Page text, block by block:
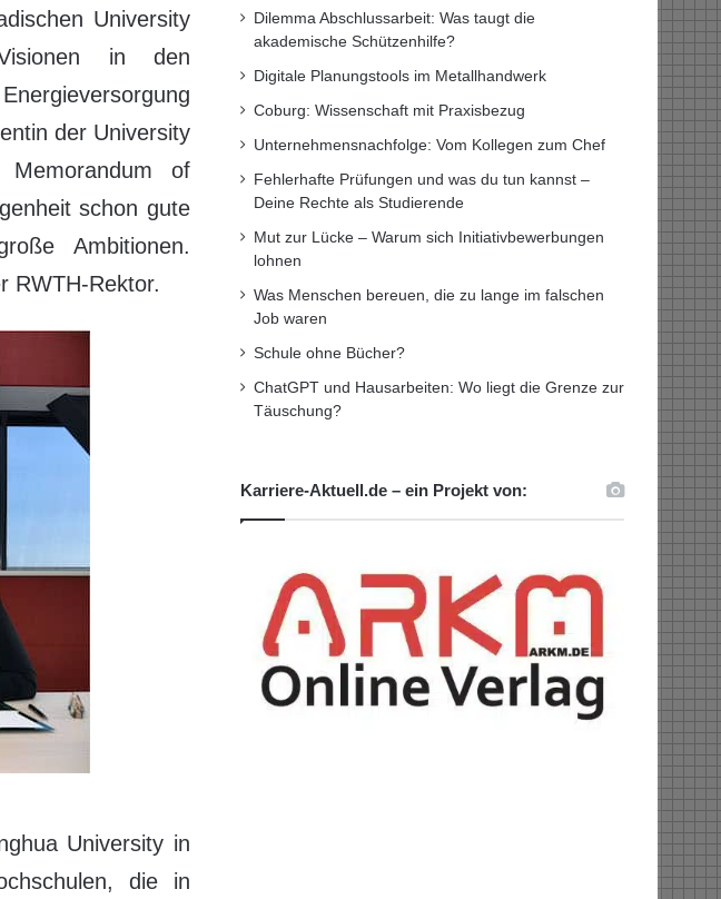
University
in den
der University
of
schon gute
Ambitionen.
RWTH-Rektor.
University in
die in
Dilemma Abschlussarbeit: Was taugt die
akademische Schützenhilfe?
Digitale Planungstools im Metallhandwerk
Coburg: Wissenschaft mit Praxisbezug
Unternehmensnachfolge: Vom Kollegen zum Chef
Fehlerhafte Prüfungen und was du tun kannst –
Deine Rechte als Studierende
Mut zur Lücke – Warum sich Initiativbewerbungen
lohnen
Was Menschen bereuen, die zu lange im falschen
Job waren
Schule ohne Bücher?
ChatGPT und Hausarbeiten: Wo liegt die Grenze zur
Täuschung?
Karriere-Aktuell.de – ein Projekt von: